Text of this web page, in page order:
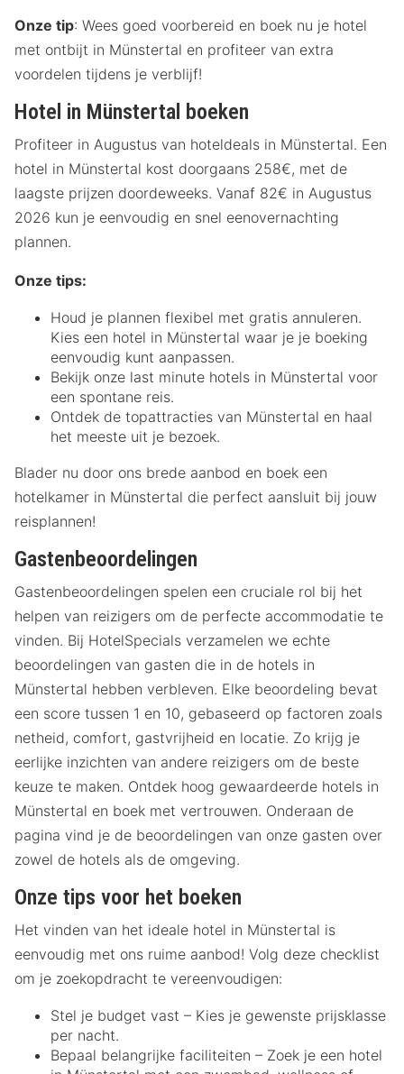
Onze tip: Wees goed voorbereid en boek nu je hotel
met ontbijt in Münstertal en profiteer van extra
voordelen tijdens je verblijf!
Hotel in Münstertal boeken
Profiteer in Augustus van hoteldeals in Münstertal. Een
hotel in Münstertal kost doorgaans 258€, met de
laagste prijzen doordeweeks. Vanaf 82€ in Augustus
2026 kun je eenvoudig en snel eenovernachting
plannen.
Onze tips:
Houd je plannen flexibel met gratis annuleren.
Kies een hotel in Münstertal waar je je boeking
eenvoudig kunt aanpassen.
Bekijk onze last minute hotels in Münstertal voor
een spontane reis.
Ontdek de topattracties van Münstertal en haal
het meeste uit je bezoek.
Blader nu door ons brede aanbod en boek een
hotelkamer in Münstertal die perfect aansluit bij jouw
reisplannen!
Gastenbeoordelingen
Gastenbeoordelingen spelen een cruciale rol bij het
helpen van reizigers om de perfecte accommodatie te
vinden. Bij HotelSpecials verzamelen we echte
beoordelingen van gasten die in de hotels in
Münstertal hebben verbleven. Elke beoordeling bevat
een score tussen 1 en 10, gebaseerd op factoren zoals
netheid, comfort, gastvrijheid en locatie. Zo krijg je
eerlijke inzichten van andere reizigers om de beste
keuze te maken. Ontdek hoog gewaardeerde hotels in
Münstertal en boek met vertrouwen. Onderaan de
pagina vind je de beoordelingen van onze gasten over
zowel de hotels als de omgeving.
Onze tips voor het boeken
Het vinden van het ideale hotel in Münstertal is
eenvoudig met ons ruime aanbod! Volg deze checklist
om je zoekopdracht te vereenvoudigen:
Stel je budget vast – Kies je gewenste prijsklasse
per nacht.
Bepaal belangrijke faciliteiten – Zoek je een hotel